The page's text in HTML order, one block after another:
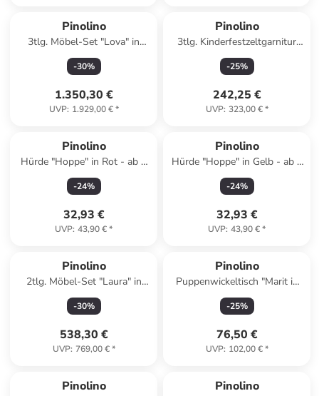
Pinolino
3tlg. Möbel-Set "Lova" in
Weiß
-30%
1.350,30 €
UVP: 1.929,00 €*
Pinolino
3tlg. Kinderfestzeltgarnitur
"Sepp mit Lehne" in Natur
-25%
242,25 €
UVP: 323,00 €*
Pinolino
Hürde "Hoppe" in Rot - ab 3
Jahren
-24%
32,93 €
UVP: 43,90 €*
Pinolino
Hürde "Hoppe" in Gelb - ab 3
Jahren
-24%
32,93 €
UVP: 43,90 €*
Pinolino
2tlg. Möbel-Set "Laura" in
Weiß
-30%
538,30 €
UVP: 769,00 €*
Pinolino
Puppenwickeltisch "Marit in
Weiß - ab 3 Jahren
-25%
76,50 €
UVP: 102,00 €*
Pinolino Pinolino